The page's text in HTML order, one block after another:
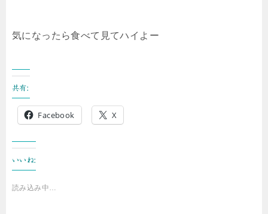
気になったら食べて見てハイよー
共有:
Facebook X
いいね:
読み込み中…